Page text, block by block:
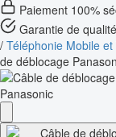
Paiement 100%
Garantie de qualité
/ Téléphonie Mobile
de déblocage